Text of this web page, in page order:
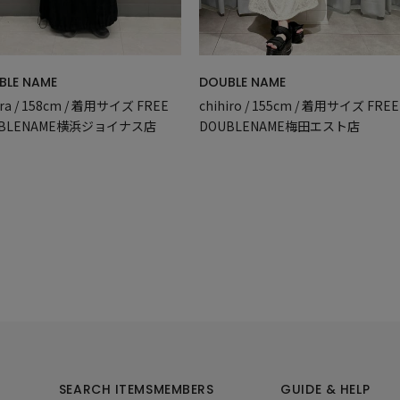
NAME
/ 158cm / 着用サイズ FREE
横浜ジョイナス店
DOUBLE NAME
chihiro / 155cm / 着用サイズ FREE
DOUBLENAME梅田エスト店
SEARCH ITEMSMEMBERS
GUIDE & HELP